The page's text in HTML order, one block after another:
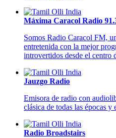
Máxima Caracol Radio
Somos Radio Caracol FM,
entretenida con la mejor
introvertidos desde el centro
Jauzgo Radio
Emisora de radio con
clásica de todas las épocas y
Radio Broadstairs